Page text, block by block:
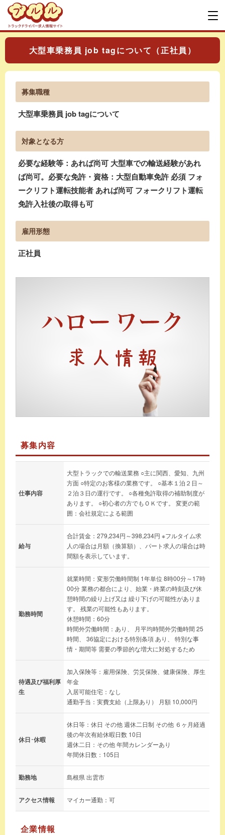
大型車乗務員 job tagについて（正社員）
募集職種
大型車乗務員 job tagについて
対象となる方
必要な経験等：あれば尚可 大型車での輸送経験があれ
ば尚可。必要な免許・資格：大型自動車免許 必須 フォ
ークリフト運転技能者 あれば尚可 フォークリフト運転
免許入社後の取得も可
雇用形態
正社員
募集内容
仕事内容
大型トラックでの輸送業務 ○主に関西、愛知、九州
方面 ○特定のお客様の業務です。 ○基本１泊２日～
２泊３日の運行です。 ○各種免許取得の補助制度が
あります。 ○初心者の方でもＯＫです。 変更の範
囲：会社規定による範囲
給与
合計賃金：279,234円～398,234円 ※フルタイム求
人の場合は月額（換算額）、パート求人の場合は時
間額を表示しています。
勤務時間
就業時間：変形労働時間制 1年単位 8時00分～17時
00分 業務の都合により、始業・終業の時刻及び休
憩時間の繰り上げ又は 繰り下げの可能性がありま
す。 残業の可能性もあります。
休憩時間：60分
時間外労働時間：あり、 月平均時間外労働時間 25
時間、 36協定における特別条項 あり、 特別な事
情・期間等 需要の季節的な増大に対処するため
待遇及び福利厚
生
加入保険等：雇用保険、労災保険、健康保険、厚生
年金
入居可能住宅：なし
通勤手当：実費支給（上限あり） 月額 10,000円
休日･休暇
休日等：休日 その他 週休二日制 その他 ６ヶ月経過
後の年次有給休暇日数 10日
週休二日：その他 年間カレンダーあり
年間休日数：105日
勤務地 島根県 出雲市
アクセス情報 マイカー通勤：可
企業情報